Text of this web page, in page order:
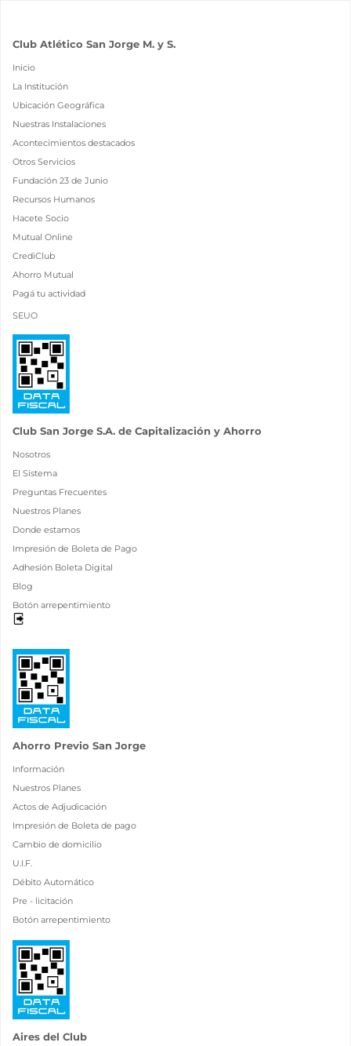
Club Atlético San Jorge M. y S.
Inicio
La Institución
Ubicación Geográfica
Nuestras Instalaciones
Acontecimientos destacados
Otros Servicios
Fundación 23 de Junio
Recursos Humanos
Hacete Socio
Mutual Online
CrediClub
Ahorro Mutual
Pagá tu actividad
SEUO
Club San Jorge S.A. de Capitalización y Ahorro
Nosotros
El Sistema
Preguntas Frecuentes
Nuestros Planes
Donde estamos
Impresión de Boleta de Pago
Adhesión Boleta Digital
Blog
Botón arrepentimiento
Ahorro Previo San Jorge
Información
Nuestros Planes
Actos de Adjudicación
Impresión de Boleta de pago
Cambio de domicilio
U.I.F.
Débito Automático
Pre - licitación
Botón arrepentimiento
Aires del Club